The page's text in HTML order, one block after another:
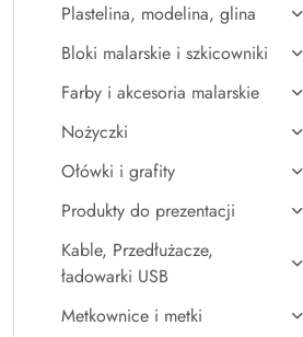
Plastelina, modelina, glina
Bloki malarskie i szkicowniki
Farby i akcesoria malarskie
Nożyczki
Ołówki i grafity
Produkty do prezentacji
Kable, Przedłużacze,
ładowarki USB
Metkownice i metki